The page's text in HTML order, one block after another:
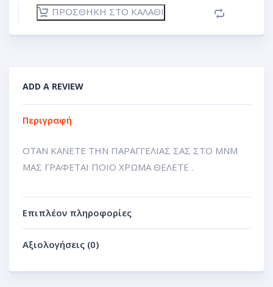
ΠΡΟΣΘΉΚΗ ΣΤΟ ΚΑΛΆΘΙ
ADD A REVIEW
Περιγραφή
ΟΤΑΝ ΚΑΝΕΤΕ ΤΗΝ ΠΑΡΑΓΓΕΛΙΑΣ ΣΑΣ ΣΤΟ ΜΝΜ
ΜΑΣ ΓΡΑΦΕΤΑΙ ΠΟΙΟ ΧΡΩΜΑ ΘΕΛΕΤΕ .
Επιπλέον πληροφορίες
Αξιολογήσεις (0)